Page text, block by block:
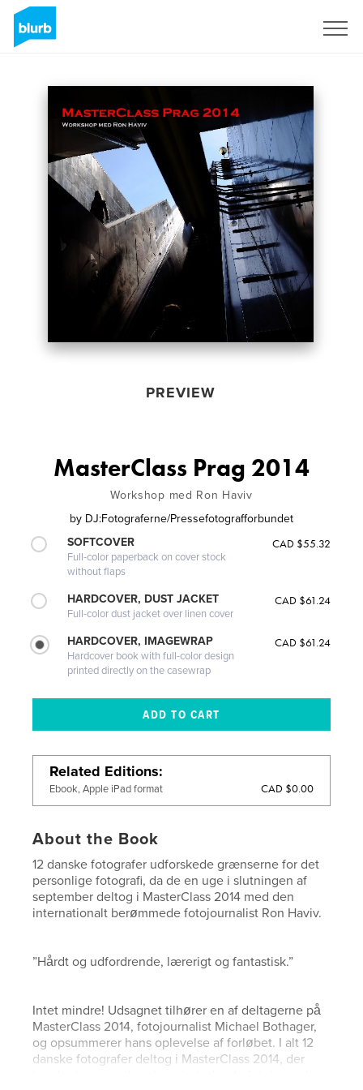
PREVIEW
MasterClass Prag 2014
Workshop med Ron Haviv
by DJ:Fotograferne/Pressefotografforbundet
SOFTCOVER
Full-color paperback on cover stock
without flaps
CAD $55.32
HARDCOVER, DUST JACKET
Full-color dust jacket over linen cover
CAD $61.24
HARDCOVER, IMAGEWRAP
Hardcover book with full-color design
printed directly on the casewrap
CAD $61.24
Related Editions
Ebook, Apple iPad format CAD $0.00
About the Book
12 danske fotografer udforskede grænserne for det
personlige fotografi, da de en uge i slutningen af
september deltog i MasterClass 2014 med den
internationalt berømmede fotojournalist Ron Haviv.
”Hårdt og udfordrende, lærerigt og fantastisk.”
Intet mindre! Udsagnet tilhører en af deltagerne på
MasterClass 2014, fotojournalist Michael Bothager,
og opsummerer hans oplevelse af forløbet. I alt 12
danske fotografer deltog i MasterClass 2014, der